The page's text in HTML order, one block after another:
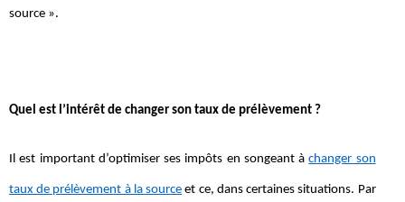
source ».
Quel est l’intérêt de changer son taux de prélèvement ?
Il est important d’optimiser ses impôts en songeant àchanger son
taux de prélèvement à la source et ce, dans certaines situations. Par